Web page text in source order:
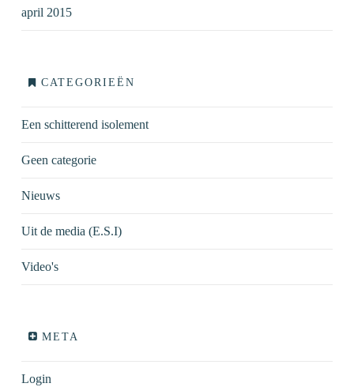
april 2015
CATEGORIEËN
Een schitterend isolement
Geen categorie
Nieuws
Uit de media (E.S.I)
Video's
META
Login